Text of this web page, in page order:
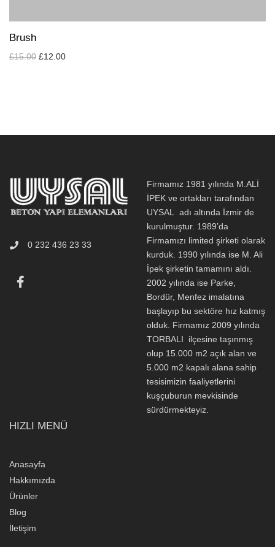
Brush
£15.00 £12.00
0 232 436 23 33
Firmamız 1981 yılında M.ALİ
İPEK ve ortakları tarafından
UYSAL adı altında İzmir de
kurulmuştur. 1989’da
Firmamızı limited şirketi olarak
kurduk. 1990 yılında ise M. Ali
İpek şirketin tamamını aldı.
2002 yılında ise Parke,
Bordür, Menfez imalatına
başlayıp bu sektöre hız katmış
olduk. Firmamız 2009 yılında
TORBALI ilçesine taşınmış
olup 15.000 m2 açık alan ve
5.000 m2 kapalı alana sahip
tesisimizin faaliyetlerini
kuşçuburun mevkisinde
sürdürmekteyiz.
HIZLI MENÜ
Anasayfa
Hakkımızda
Ürünler
Blog
İletişim